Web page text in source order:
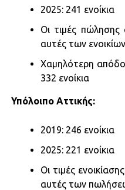
2025: 241 ενοίκια
Οι τιμές
αυτές των ενοικίων
Χαμηλότερη
332 ενοίκια
Υπόλοιπο Αττικής:​
2019: 246 ενοίκια​
2025: 221 ενοίκια
Οι τιμές
αυτές των